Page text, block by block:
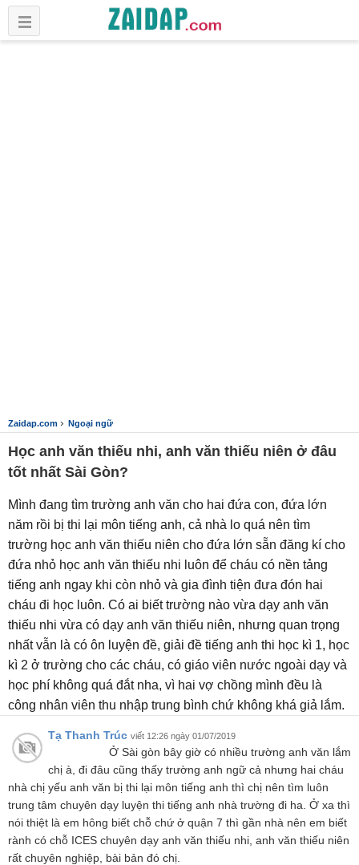
Zaidap.com › Ngoại ngữ
Học anh văn thiếu nhi, anh văn thiếu niên ở đâu
tốt nhất Sài Gòn?
Mình đang tìm trường anh văn cho hai đứa con, đứa lớn
năm rồi bị thi lại môn tiếng anh, cả nhà lo quá nên tìm
trường học anh văn thiếu niên cho đứa lớn sẵn đăng kí cho
đứa nhỏ học anh văn thiếu nhi luôn để cháu có nền tảng
tiếng anh ngay khi còn nhỏ và gia đình tiện đưa đón hai
cháu đi học luôn. Có ai biết trường nào vừa dạy anh văn
thiếu nhi vừa có dạy anh văn thiếu niên, nhưng quan trọng
nhất vẫn là có ôn luyện đề, giải đề tiếng anh thi học kì 1, học
kì 2 ở trường cho các cháu, có giáo viên nước ngoài dạy và
học phí không quá đắt nha, vì hai vợ chồng mình đều là
công nhân viên thu nhập trung bình chứ không khá giả lắm.
Tạ Thanh Trúc viết 12:26 ngày 01/07/2019
Ở Sài gòn bây giờ có nhiều trường anh văn lắm
chị à, đi đâu cũng thấy trường anh ngữ cả nhưng hai cháu
nhà chị yếu anh văn bị thi lại môn tiếng anh thì chị nên tìm luôn
trung tâm chuyên dạy luyện thi tiếng anh nhà trường đi ha. Ở xa thì
nói thiệt là em hông biết chỗ chứ ở quận 7 thì gần nhà nên em biết
rành có chỗ ICES chuyên dạy anh văn thiếu nhi, anh văn thiếu niên
rất chuyên nghiệp, bài bản đó chị.